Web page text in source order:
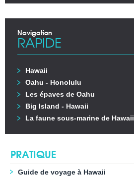
Navigation
RAPIDE
Hawaii
Oahu - Honolulu
Les épaves de Oahu
Big Island - Hawaii
La faune sous-marine de Hawaii
PRATIQUE
Guide de voyage à Hawaii